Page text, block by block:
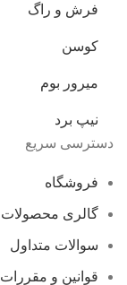
فرش و راگ
کوسن
میرور بوم
نیپ برد
دسترسی سریع
فروشگاه
گالری محصولات
سوالات متداول
قوانین و مقررات